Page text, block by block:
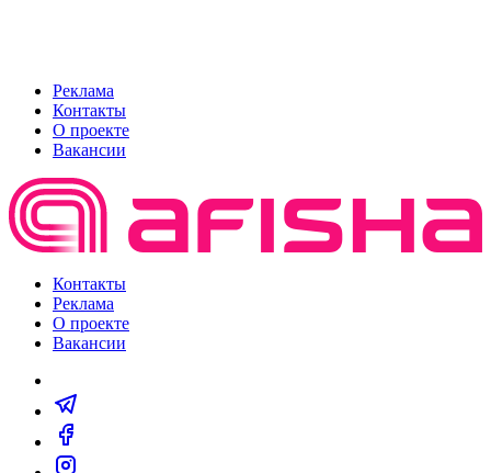
Реклама
Контакты
О проекте
Вакансии
Контакты
Реклама
О проекте
Вакансии